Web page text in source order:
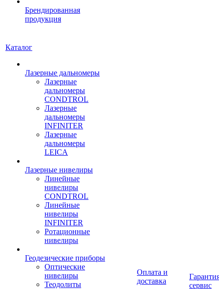
Брендированная
продукция
Каталог
Лазерные дальномеры
Лазерные
дальномеры
CONDTROL
Лазерные
дальномеры
INFINITER
Лазерные
дальномеры
LEICA
Лазерные нивелиры
Линейные
нивелиры
CONDTROL
Линейные
нивелиры
INFINITER
Ротационные
нивелиры
Геодезические приборы
Оптические
нивелиры
Теодолиты
Оплата и
доставка
сервис